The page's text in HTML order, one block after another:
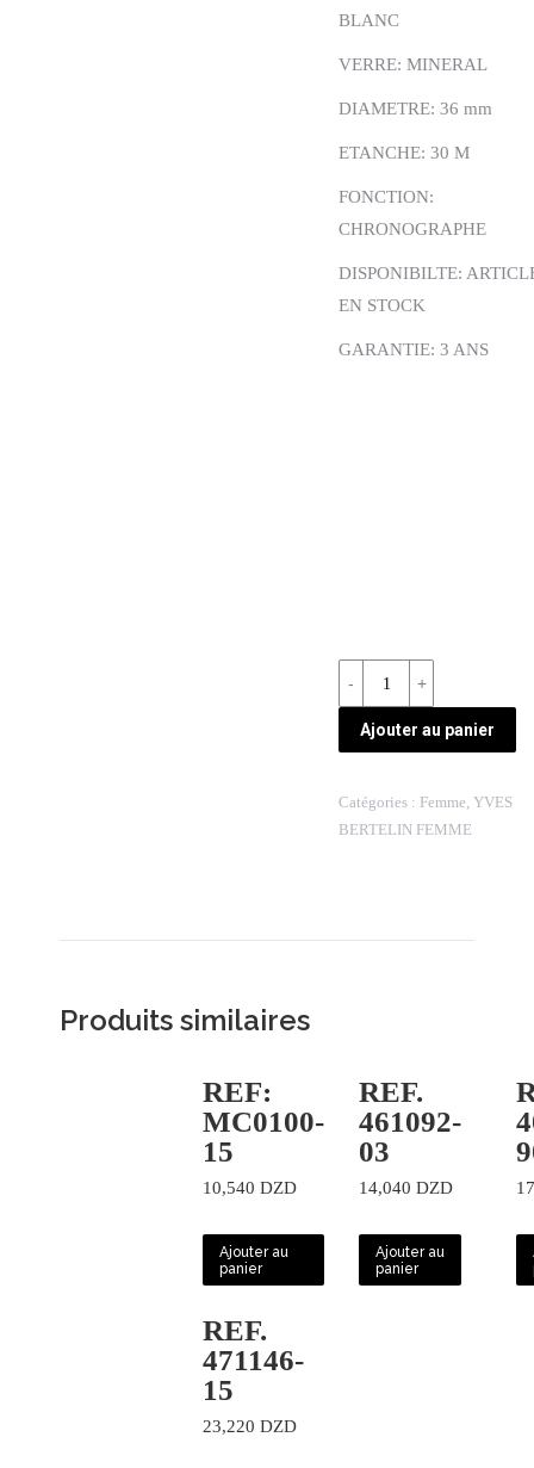
BLANC
VERRE: MINERAL
DIAMETRE: 36 mm
ETANCHE: 30 M
FONCTION:
CHRONOGRAPHE
DISPONIBILTE:
EN STOCK
GARANTIE: 3 ANS
Quantité
REF:
WM19572-
Ajouter au panier
Catégories : Femme, YVES
BERTELIN FEMME
Produits similaires
REF:
MC0100-
15
10,540 DZD
Ajouter au
panier
REF.
461092-
03
14,040DZD
Ajouter au
panier
REF.
471146-
15
23,220 DZD